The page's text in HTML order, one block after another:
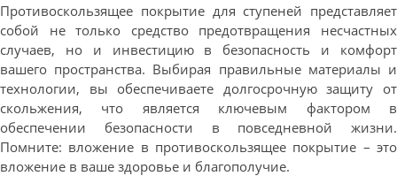
Противоскользящее покрытие для ступеней представляет
собой не только средство предотвращения несчастных
случаев, но и инвестицию в безопасность и комфорт
вашего пространства. Выбирая правильные материалы и
технологии, вы обеспечиваете долгосрочную защиту от
скольжения, что является ключевым фактором в
обеспечении безопасности в повседневной жизни.
Помните: вложение в противоскользящее покрытие – это
вложение в ваше здоровье и благополучие.